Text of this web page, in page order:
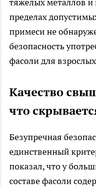
пределах
примеси не
безопасность
фасоли для
Качество
что
Безупречная
единственный
показал, что у
составе фасоли